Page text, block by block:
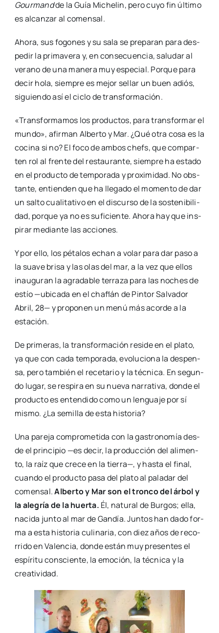
Gour­mandde la Guía Miche­lin, pero cuyo fin últi­mo
es alcan­zar al comen­sal.
Aho­ra, sus fogo­nes y su sala se pre­pa­ran para des­
pe­dir la pri­ma­ve­ra y, en con­se­cuen­cia, salu­dar al
verano de una mane­ra muy espe­cial. Por­que para
decir hola, siem­pre es mejor sellar un buen adiós,
siguien­do así el ciclo de trans­for­ma­ción.
«Trans­for­ma­mos los pro­duc­tos, para trans­for­mar el
mun­do», afir­man Alber­to y Mar. ¿Qué otra cosa es la
coci­na si no? El foco de ambos chefs, que com­par­
ten rol al fren­te del res­tau­ran­te, siem­pre ha esta­do
en el pro­duc­to de tem­po­ra­da y pro­xi­mi­dad. No obs­
tan­te, entien­den que ha lle­ga­do el momen­to de dar
un sal­to cua­li­ta­ti­vo en el dis­cur­so de la sos­te­ni­bi­li­
dad, por­que ya no es sufi­cien­te. Aho­ra hay que ins­
pi­rar median­te las accio­nes.
Y por ello, los péta­los echan a volar para dar paso a
la sua­ve bri­sa y las olas del mar, a la vez que ellos
inau­gu­ran la agra­da­ble terra­za para las noches de
estío —ubi­ca­da en el cha­flán de Pin­tor Sal­va­dor
Abril, 28— y pro­po­nen un menú más acor­de a la
esta­ción.
De pri­me­ras, la trans­for­ma­ción resi­de en el pla­to,
ya que con cada tem­po­ra­da, evo­lu­cio­na la des­pen­
sa, pero tam­bién el rece­ta­rio y la téc­ni­ca. En segun­
do lugar, se res­pi­ra en su nue­va narra­ti­va, don­de el
pro­duc­to es enten­di­do como un len­gua­je por sí
mis­mo. ¿La semi­lla de esta his­to­ria?
Una pare­ja com­pro­me­ti­da con la gas­tro­no­mía des­
de el prin­ci­pio —es decir, la pro­duc­ción del ali­men­
to, la raíz que cre­ce en la tie­rra—, y has­ta el final,
cuan­do el pro­duc­to pasa del pla­to al pala­dar del
comen­sal.Alber­to y Mar son el tron­co del árbol y
la ale­gría de la huer­ta. Él, natu­ral de Bur­gos; ella,
naci­da jun­to al mar de Gan­día. Jun­tos han dado for­
ma a esta his­to­ria culi­na­ria, con diez años de reco­
rri­do en Valen­cia, don­de están muy pre­sen­tes el
espí­ri­tu cons­cien­te, la emo­ción, la téc­ni­ca y la
crea­ti­vi­dad.